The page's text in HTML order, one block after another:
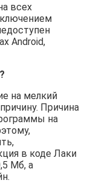
всех
Android,
на мелкий
Причина
на
в коде Лаки
Мб, а